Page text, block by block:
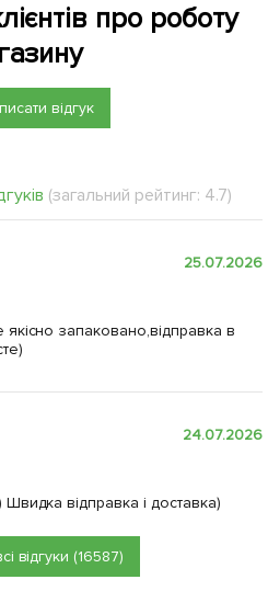
про роботу
відгук
(загальний рейтинг: 4.7)
25.07.2026
запаковано,відправка в
24.07.2026
відправка і доставка)
відгуки (16587)